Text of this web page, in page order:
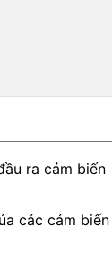
ra cảm biến
các cảm